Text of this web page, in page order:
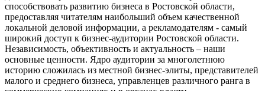
способствовать развитию бизнеса в Ростовской области,
предоставляя читателям наибольший объем качественной
локальной деловой информации, а рекламодателям - самый
широкий доступ к бизнес-аудитории Ростовской области.
Независимость, объективность и актуальность – наши
основные ценности. Ядро аудитории за многолетнюю
историю сложилась из местной бизнес-элиты, представителей
малого и среднего бизнеса, управленцев различного ранга в